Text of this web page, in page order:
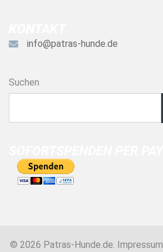
info@patras-hunde.de
Suchen
© 2026 Patras-Hunde.de. Impressum